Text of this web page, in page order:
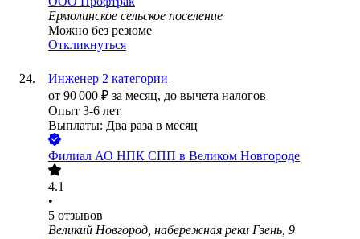
Ермолинское сельское поселение
Можно без резюме
Откликнуться
Инженер 2 категории
от 90 000 ₽ за месяц, до вычета налогов
Опыт 3-6 лет
Выплаты: Два раза в месяц
Филиал АО НПК СПП в Великом Новгороде
4.1
•
5 отзывов
Великий Новгород, набережная реки Гзень, 9